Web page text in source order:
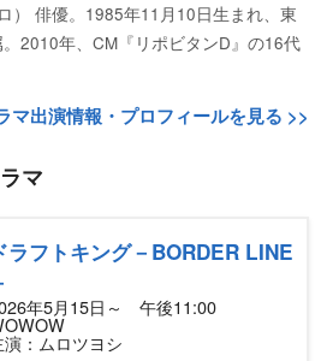
） 俳優。1985年11月10日生まれ、東
2010年、CM『リポビタンD』の16代
マ出演情報・プロフィールを見る >>
マ
ラフトキング－BORDER LINE
年5月15日～ 午後11:00
演：ムロツヨシ